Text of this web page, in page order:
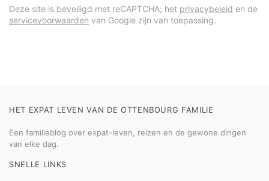
Deze site is beveiligd met reCAPTCHA; het privacybeleid en de
servicevoorwaarden van Google zijn van toepassing.
HET EXPAT LEVEN VAN DE OTTENBOURG FAMILIE
Een familieblog over expat-leven, reizen en de gewone dingen
van elke dag.
SNELLE LINKS